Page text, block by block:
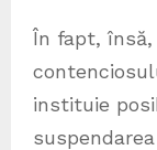
În fapt, însă,
instituie